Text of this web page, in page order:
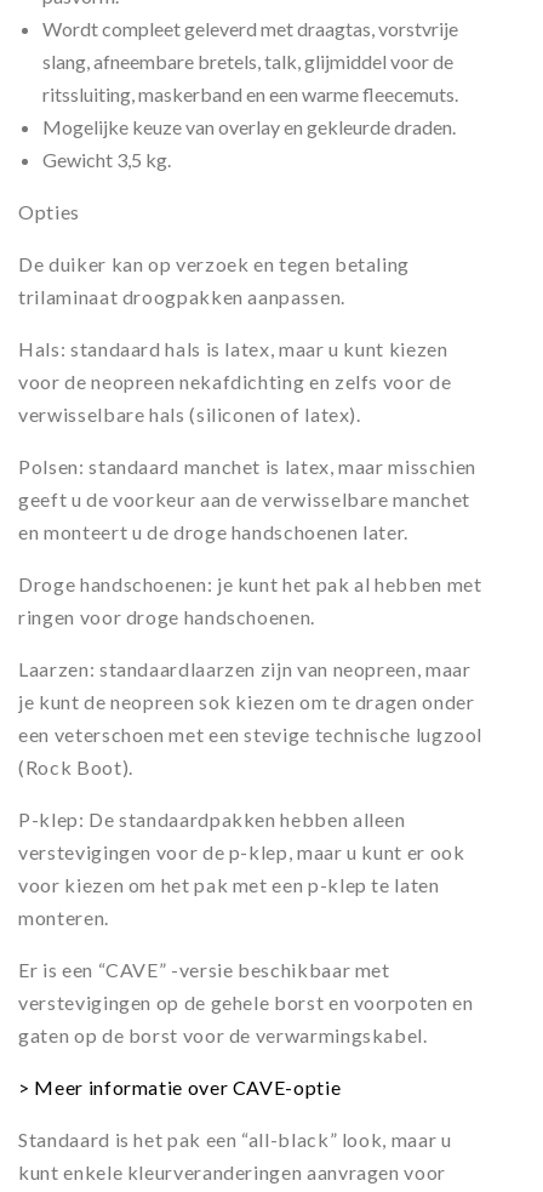
Wordt compleet geleverd met draagtas, vorstvrije
slang, afneembare bretels, talk, glijmiddel voor de
ritssluiting, maskerband en een warme fleecemuts.
Mogelijke keuze van overlay en gekleurde draden.
Gewicht 3,5 kg.
Opties
De duiker kan op verzoek en tegen betaling
trilaminaat droogpakken aanpassen.
Hals: standaard hals is latex, maar u kunt kiezen
voor de neopreen nekafdichting en zelfs voor de
verwisselbare hals (siliconen of latex).
Polsen: standaard manchet is latex, maar misschien
geeft u de voorkeur aan de verwisselbare manchet
en monteert u de droge handschoenen later.
Droge handschoenen: je kunt het pak al hebben met
ringen voor droge handschoenen.
Laarzen: standaardlaarzen zijn van neopreen, maar
je kunt de neopreen sok kiezen om te dragen onder
een veterschoen met een stevige technische lugzool
(Rock Boot).
P-klep: De standaardpakken hebben alleen
verstevigingen voor de p-klep, maar u kunt er ook
voor kiezen om het pak met een p-klep te laten
monteren.
Er is een “CAVE” -versie beschikbaar met
verstevigingen op de gehele borst en voorpoten en
gaten op de borst voor de verwarmingskabel.
> Meer informatie over CAVE-optie
Standaard is het pak een “all-black” look, maar u
kunt enkele kleurveranderingen aanvragen voor